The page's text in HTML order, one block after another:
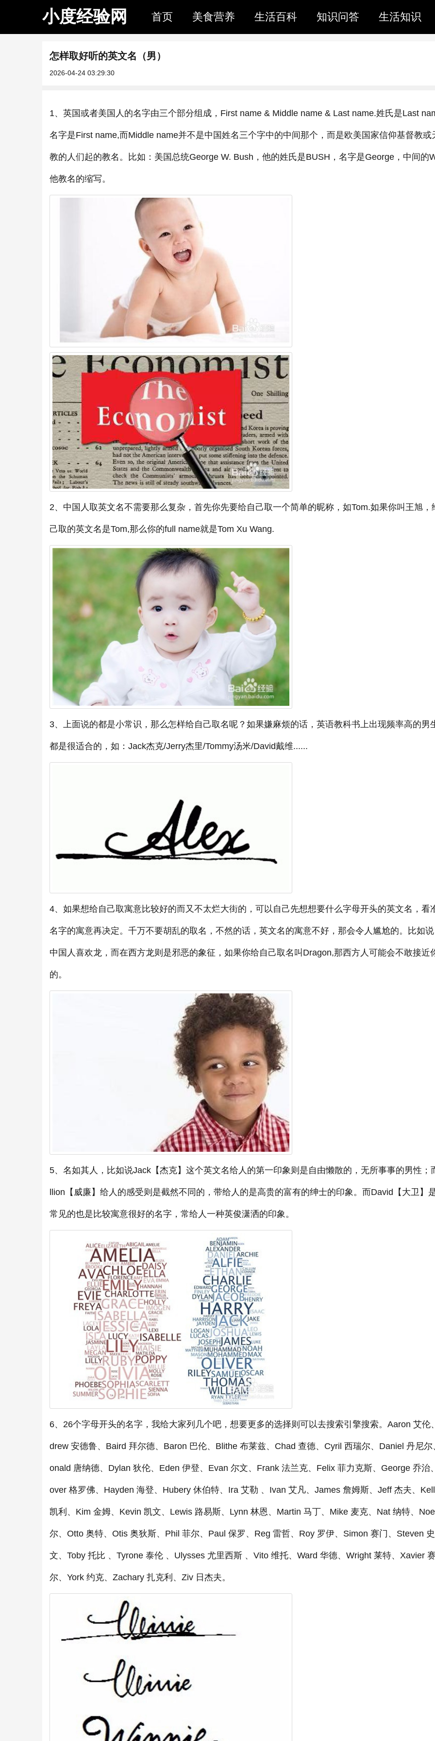
小度经验网 首页 美食营养 生活百科 知识问答 生活知识
怎样取好听的英文名（男）
2026-04-24 03:29:30
1、英国或者美国人的名字由三个部分组成，First name & Middle name & Last name.姓氏是Last
名字是First name,而Middle name并不是中国姓名三个字中的中间那个，而是欧美国家信仰基督教或
教的人们起的教名。比如：美国总统George W. Bush，他的姓氏是BUSH，名字是George，中间的
他教名的缩写。
2、中国人取英文名不需要那么复杂，首先你先要给自己取一个简单的昵称，如Tom.如果你叫王旭，
己取的英文名是Tom,那么你的full name就是Tom Xu Wang.
3、上面说的都是小常识，那么怎样给自己取名呢？如果嫌麻烦的话，英语教科书上出现频率高的男
都是很适合的，如：Jack杰克/Jerry杰里/Tommy汤米/David戴维......
4、如果想给自己取寓意比较好的而又不太烂大街的，可以自己先想想要什么字母开头的英文名，看
名字的寓意再决定。千万不要胡乱的取名，不然的话，英文名的寓意不好，那会令人尴尬的。比如
中国人喜欢龙，而在西方龙则是邪恶的象征，如果你给自己取名叫Dragon,那西方人可能会不敢接近
的。
5、名如其人，比如说Jack【杰克】这个英文名给人的第一印象则是自由懒散的，无所事事的男性；
llion【威廉】给人的感受则是截然不同的，带给人的是高贵的富有的绅士的印象。而David【大卫】
常见的也是比较寓意很好的名字，常给人一种英俊潇洒的印象。
6、26个字母开头的名字，我给大家列几个吧，想要更多的选择则可以去搜索引擎搜索。Aaron 艾伦
drew 安德鲁、Baird 拜尔德、Baron 巴伦、Blithe 布莱兹、Chad 查德、Cyril 西瑞尔、Daniel 丹尼尔
onald 唐纳德、Dylan 狄伦、Eden 伊登、Evan 尔文、Frank 法兰克、Felix 菲力克斯、George 乔治
over 格罗佛、Hayden 海登、Hubery 休伯特、Ira 艾勒 、Ivan 艾凡、James 詹姆斯、Jeff 杰夫、
凯利、Kim 金姆、Kevin 凯文、Lewis 路易斯、Lynn 林恩、Martin 马丁、Mike 麦克、Nat 纳特、
尔、Otto 奥特、Otis 奥狄斯、Phil 菲尔、Paul 保罗、Reg 雷哲、Roy 罗伊、Simon 赛门、Steven
文、Toby 托比 、Tyrone 泰伦 、Ulysses 尤里西斯 、Vito 维托、Ward 华德、Wright 莱特、Xavier
尔、York 约克、Zachary 扎克利、Ziv 日杰夫。